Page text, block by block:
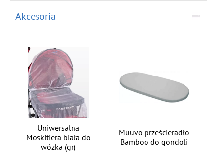
Akcesoria
Uniwersalna
Moskitiera biała do
wózka (gr)
Muuvo prześcieradło
Bamboo do gondoli